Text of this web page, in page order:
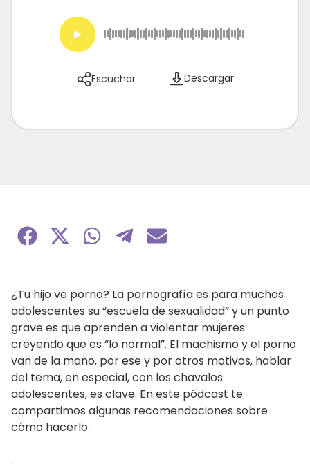
Escuchar Descargar
Compartir
en
CompartirCompartirCompartirCompartir
¿Tu hijo ve porno? La pornografía es para muchos
adolescentes su “escuela de sexualidad” y un punto
grave es que aprenden a violentar mujeres
creyendo que es “lo normal”. El machismo y el porno
van de la mano, por ese y por otros motivos, hablar
del tema, en especial, con los chavalos
adolescentes, es clave. En este pódcast te
compartimos algunas recomendaciones sobre
cómo hacerlo.
.